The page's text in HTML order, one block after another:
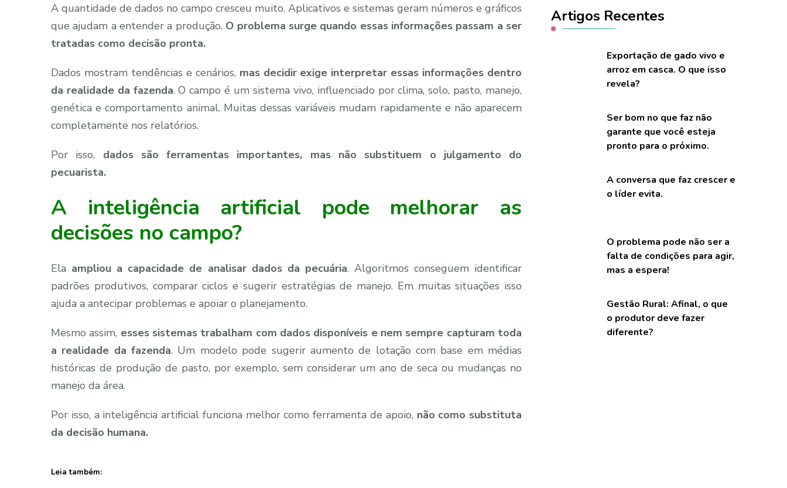
A quantidade de dados no campo cresceu muito. Aplicativos e sistemas geram números e gráficos
que ajudam a entender a produção. O problema surge quando essas informações passam a ser
tratadas como decisão pronta.
Dados mostram tendências e cenários, mas decidir exige interpretar essas informações dentro
da realidade da fazenda. O campo é um sistema vivo, influenciado por clima, solo, pasto, manejo,
genética e comportamento animal. Muitas dessas variáveis mudam rapidamente e não aparecem
completamente nos relatórios.
Por isso, dados são ferramentas importantes, mas não substituem o julgamento do
pecuarista.
A inteligência artificial pode melhorar as
decisões no campo?
Ela ampliou a capacidade de analisar dados da pecuária. Algoritmos conseguem identificar
padrões produtivos, comparar ciclos e sugerir estratégias de manejo. Em muitas situações isso
ajuda a antecipar problemas e apoiar o planejamento.
Mesmo assim, esses sistemas trabalham com dados disponíveis e nem sempre capturam toda
a realidade da fazenda. Um modelo pode sugerir aumento de lotação com base em médias
históricas de produção de pasto, por exemplo, sem considerar um ano de seca ou mudanças no
manejo da área.
Por isso, a inteligência artificial funciona melhor como ferramenta de apoio, não como substituta
da decisão humana.
Leia também:
Artigos Recentes
Exportação de gado vivo e
arroz em casca. O que isso
revela?
Ser bom no que faz não
garante que você esteja
pronto para o próximo.
A conversa que faz crescer e
o líder evita.
O problema pode não ser a
falta de condições para agir,
mas a espera!
Gestão Rural: Afinal, o que
o produtor deve fazer
diferente?